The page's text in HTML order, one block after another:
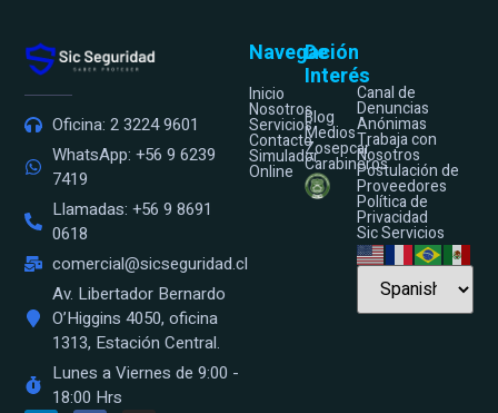
Oficina: 2 3224 9601
WhatsApp: +56 9 6239
7419
Llamadas: +56 9 8691
0618
comercial@sicseguridad.cl
Av. Libertador Bernardo
O’Higgins 4050, oficina
1313, Estación Central.
Lunes a Viernes de 9:00 -
18:00 Hrs
Navegación
Inicio
Nosotros
Servicios
Contacto
Simulador
Online
De
Interés
Blog
Medios
Zosepcar
Carabineros
Canal de
Denuncias
Anónimas
Trabaja con
Nosotros
Postulación de
Proveedores
Política de
Privacidad
Sic Servicios